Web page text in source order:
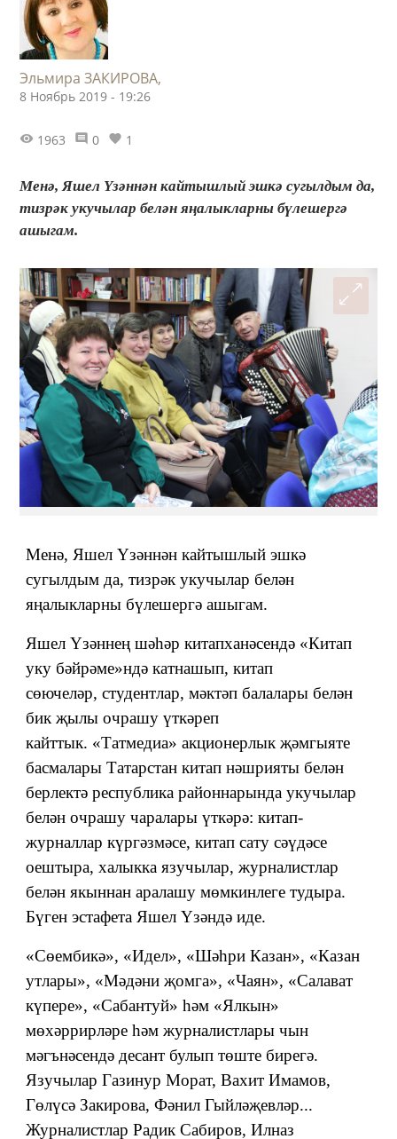
​Эльмира ЗАКИРОВА,
8 Ноябрь 2019 - 19:26
1963 0 1
Менә, Яшел Үзәннән кайтышлый эшкә сугылдым да,
тизрәк укучылар белән яңалыкларны бүлешергә
ашыгам.
Менә, Яшел Үзәннән кайтышлый эшкә
сугылдым да, тизрәк укучылар белән
яңалыкларны бүлешергә ашыгам.
Яшел Үзәннең шәһәр китапханәсендә «Китап
уку бәйрәме»ндә катнашып, китап
сөючеләр, студентлар, мәктәп балалары белән
бик җылы очрашу үткәреп
кайттык. «Татмедиа» акционерлык җәмгыяте
басмалары Татарстан китап нәшрияты белән
берлектә республика районнарында укучылар
белән очрашу чаралары үткәрә: китап-
журналлар күргәзмәсе, китап сату сәүдәсе
оештыра, халыкка язучылар, журналистлар
белән якыннан аралашу мөмкинлеге тудыра.
Бүген эстафета Яшел Үзәндә иде.
«Сөембикә», «Идел», «Шәһри Казан», «Казан
утлары», «Мәдәни җомга», «Чаян», «Салават
күпере», «Сабантуй» һәм «Ялкын»
мөхәррирләре һәм журналистлары чын
мәгънәсендә десант булып төште бирегә.
Язучылар Газинур Морат, Вахит Имамов,
Гөлүсә Закирова, Фәнил Гыйләҗевләр...
Журналистлар Радик Сабиров, Илназ